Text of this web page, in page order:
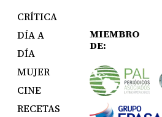
CRÍTICA
DÍA A
DÍA
MUJER
CINE
RECETAS
MIEMBRO
DE: